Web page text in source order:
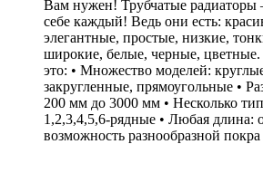
Вам нужен! Трубчатые радиаторы
себе каждый! Ведь они есть:
элегантные, простые, низкие,
широкие, белые, черные, цветные.
это: • Множество моделей:
закругленные, прямоугольные •
200 мм до 3000 мм • Несколько
1,2,3,4,5,6-рядные • Любая длина:
возможность разнообразной покра